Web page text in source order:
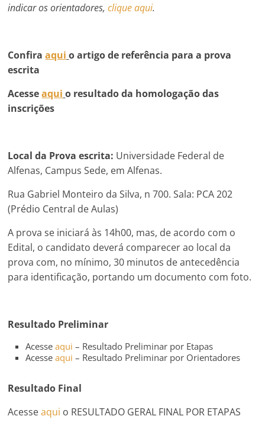
indicar os orientadores,clique aqui.
Confiraaqui o artigo de referência para a prova
escrita
Acesseaqui o resultado da homologação das
inscrições
Local da Prova escrita: Universidade Federal de
Alfenas, Campus Sede, em Alfenas.
Rua Gabriel Monteiro da Silva, n 700. Sala: PCA 202
(Prédio Central de Aulas)
A prova se iniciará às 14h00, mas, de acordo com o
Edital, o candidato deverá comparecer ao local da
prova com, no mínimo, 30 minutos de antecedência
para identificação, portando um documento com foto.
Resultado Preliminar
Acesseaqui – Resultado Preliminar por Etapas
Acesseaqui – Resultado Preliminar por Orientadores
Resultado Final
Acesseaqui o RESULTADO GERAL FINAL POR ETAPAS